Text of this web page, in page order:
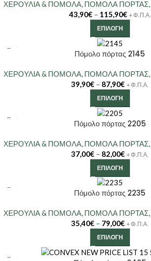
ΧΕΡΟΥΛΙΑ & ΠΟΜΟΛΑ, ΠΟΜΟΛΑ ΠΟΡΤΑΣ,
43,90€ – 115,90€ + Φ.Π.Α.
ΕΠΙΛΟΓΉ
Πόμολο πόρτας 2145
ΧΕΡΟΥΛΙΑ & ΠΟΜΟΛΑ, ΠΟΜΟΛΑ ΠΟΡΤΑΣ,
39,90€ – 87,90€ + Φ.Π.Α.
ΕΠΙΛΟΓΉ
Πόμολο πόρτας 2205
ΧΕΡΟΥΛΙΑ & ΠΟΜΟΛΑ ΠΟΜΟΛΑ ΠΟΡΤΑΣ,
37,00€ – 82,00€ + Φ.Π.Α.
ΕΠΙΛΟΓΉ
Πόμολο πόρτας 2235
ΧΕΡΟΥΛΙΑ & ΠΟΜΟΛΑ, ΠΟΜΟΛΑ ΠΟΡΤΑΣ,
35,40€ – 79,00€ + Φ.Π.Α.
ΕΠΙΛΟΓΉ